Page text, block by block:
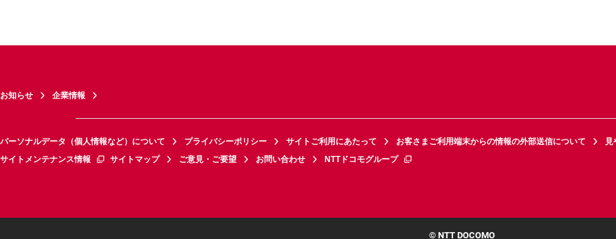
お知らせ 企業情報
パーソナルデータ（個人情報など）について プライバシーポリシー サイトご利用にあたって お客さまご利用端末からの情報の外部送信について
見
サイトメンテナンス情報
サイトマップ ご意見・ご要望 お問い合わせ NTTドコモグループ
© NTT DOCOMO